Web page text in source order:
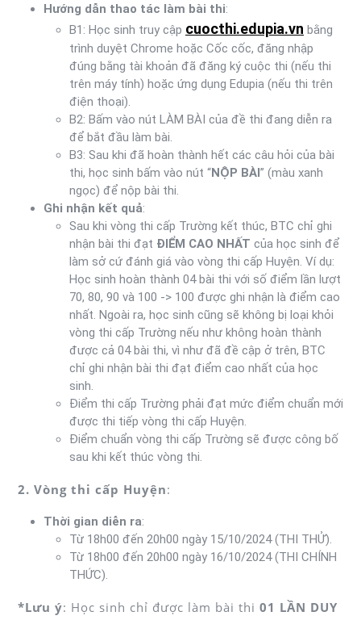
Hướng dẫn thao tác làm bài thi:
B1: Học sinh truy cập cuocthi.edupia.vn bằng
trình duyệt Chrome hoặc Cốc cốc, đăng nhập
đúng bằng tài khoản đã đăng ký cuộc thi (nếu thi
trên máy tính) hoặc ứng dụng Edupia (nếu thi trên
điện thoại).
B2: Bấm vào nút LÀM BÀI của đề thi đang diễn ra
để bắt đầu làm bài.
B3: Sau khi đã hoàn thành hết các câu hỏi của bài
thi, học sinh bấm vào nút “NỘP BÀI” (màu xanh
ngọc) để nộp bài thi.
Ghi nhận kết quả:
Sau khi vòng thi cấp Trường kết thúc, BTC chỉ ghi
nhận bài thi đạt ĐIỂM CAO NHẤT của học sinh để
làm sở cứ đánh giá vào vòng thi cấp Huyện. Ví dụ:
Học sinh hoàn thành 04 bài thi với số điểm lần lượt
70, 80, 90 và 100 -> 100 được ghi nhận là điểm cao
nhất. Ngoài ra, học sinh cũng sẽ không bị loại khỏi
vòng thi cấp Trường nếu như không hoàn thành
được cả 04 bài thi, vì như đã đề cập ở trên, BTC
chỉ ghi nhận bài thi đạt điểm cao nhất của học
sinh.
Điểm thi cấp Trường phải đạt mức điểm chuẩn mới
được thi tiếp vòng thi cấp Huyện.
Điểm chuẩn vòng thi cấp Trường sẽ được công bố
sau khi kết thúc vòng thi.
2. Vòng thi cấp Huyện:
Thời gian diễn ra:
Từ 18h00 đến 20h00 ngày 15/10/2024 (THI THỬ).
Từ 18h00 đến 20h00 ngày 16/10/2024 (THI CHÍNH
THỨC).
*Lưu ý: Học sinh chỉ được làm bài thi 01 LẦN DUY